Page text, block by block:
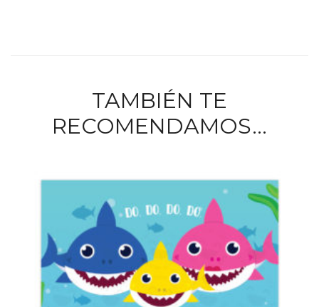
TAMBIÉN TE
RECOMENDAMOS…